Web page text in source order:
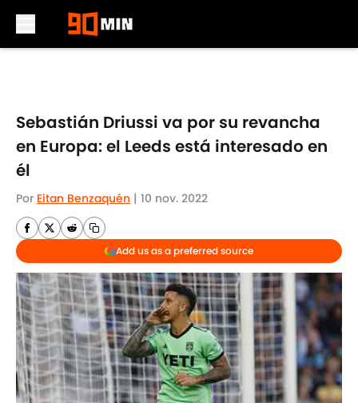
Sebastián Driussi va por su revancha
en Europa: el Leeds está interesado en
él
Por Eitan Benzaquén | 10 nov. 2022
Add us as a preferred source